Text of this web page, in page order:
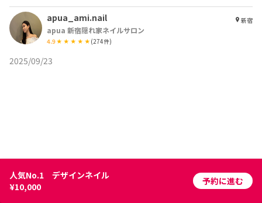
apua_ami.nail
apua 新宿隠れ家ネイルサロン
4.9 (274件)
新宿
2025/09/23
人気No.1 デザインネイル
¥10,000
予約に進む